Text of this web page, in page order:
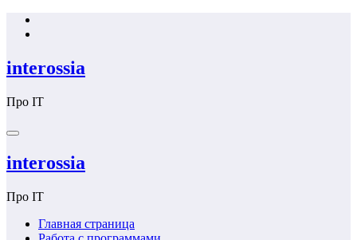
Перейти
interossia
Про IT
interossia
Про IT
Главная страница